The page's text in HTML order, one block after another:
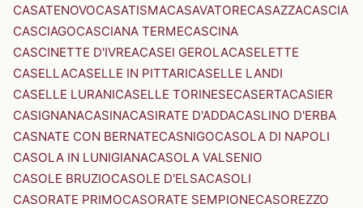
CASATENOVOCASATISMACASAVATORECASAZZACASCIA
CASCIAGOCASCIANA TERMECASCINA
CASCINETTE D'IVREACASEI GEROLACASELETTE
CASELLACASELLE IN PITTARICASELLE LANDI
CASELLE LURANICASELLE TORINESECASERTACASIER
CASIGNANACASINACASIRATE D'ADDACASLINO D'ERBA
CASNATE CON BERNATECASNIGOCASOLA DI NAPOLI
CASOLA IN LUNIGIANACASOLA VALSENIO
CASOLE BRUZIOCASOLE D'ELSACASOLI
CASORATE PRIMOCASORATE SEMPIONECASOREZZO